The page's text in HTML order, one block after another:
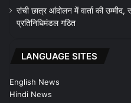
रांची छात्र आंदोलन में वार्ता की
प्रतिनिधिमंडल गठित
LANGUAGE SITES
English News
Hindi News